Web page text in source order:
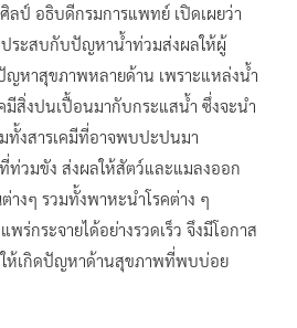
ป์ อธิบดีกรมการแพทย์ เปิดเผยว่า
ระสบกับปัญหาน้ำท่วมส่งผลให้ผู้
หาสุขภาพหลายด้าน เพราะแหล่งน้ำ
มีสิ่งปนเปื้อนมากับกระแสน้ำ ซึ่งจะนำ
มทั้งสารเคมีที่อาจพบปะปนมา
วมขัง ส่งผลให้สัตว์และแมลงออก
างๆ รวมทั้งพาหะนำโรคต่าง ๆ
ร่กระจายได้อย่างรวดเร็ว จึงมีโอกาส
ให้เกิดปัญหาด้านสุขภาพที่พบบ่อย